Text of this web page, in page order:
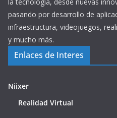
pasando por desarrollo de
infraestructura, videojuegos,
y mucho más.
Enlaces de Interes
Niixer
Realidad Virtual